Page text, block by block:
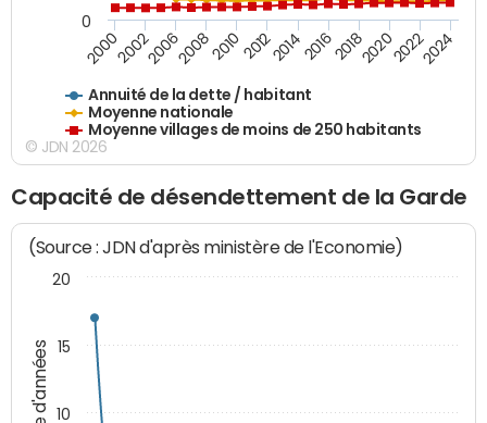
Annuité de la dette / habitant
Moyenne nationale
Moyenne villages de moins de 250 habitants
200020022006200820102012201420162018202020222024
0
© JDN 2026
Capacité de désendettement de la Garde
(Source : JDN d'après ministère de l'Economie)
10
15
20